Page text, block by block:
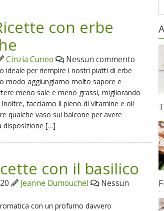
con erbe
Cinzia Cuneo Nessun commento
ideale per riempire i nostri piatti di erbe
modo aggiungiamo molto sapore e
meno sale e meno grassi, migliorando
facciamo il pieno di vitamine e oli
qualche vaso sul balcone per avere
disposizione […]
con il basilico
Jeanne Dumouchel
Nessun
con un profumo davvero